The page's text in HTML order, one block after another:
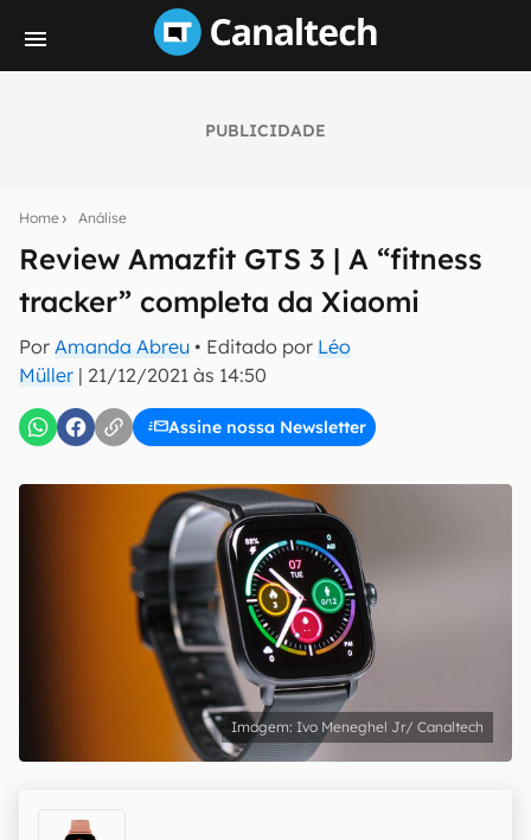
PUBLICIDADE
Home Análise
Review Amazfit GTS 3 | A “fitness
tracker” completa da Xiaomi
Por Amanda Abreu • Editado por Léo
Müller | 21/12/2021 às 14:50
Assine nossa Newsletter
notícias e reviews sobre tecnologia em primeira
mão.
E-mail
Uso e Política de Privacidade do Canaltech.
Ivo Meneghel Jr/ Canaltech